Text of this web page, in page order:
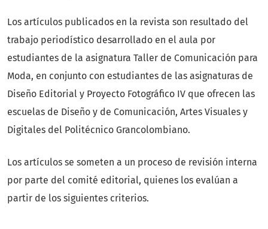
Los artículos publicados en la revista son resultado del
trabajo periodístico desarrollado en el aula por
estudiantes de la asignatura Taller de Comunicación para
Moda, en conjunto con estudiantes de las asignaturas de
Diseño Editorial y Proyecto Fotográfico IV que ofrecen las
escuelas de Diseño y de Comunicación, Artes Visuales y
Digitales del Politécnico Grancolombiano.
Los artículos se someten a un proceso de revisión interna
por parte del comité editorial, quienes los evalúan a
partir de los siguientes criterios.